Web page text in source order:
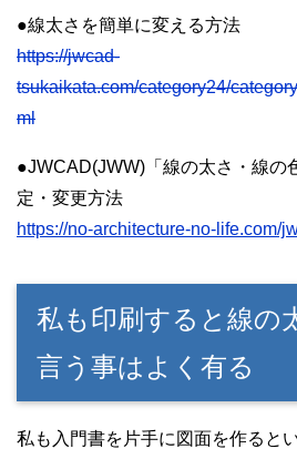
●線太さを簡単に変える方法
https://jwcad-
tsukaikata.com/category24/
ml
●JWCAD(JWW)「線の太さ・線の
定・変更方法
https://no-architecture-no-life.com/
私も印刷すると線の
言う事はよく有る
私も入門書を片手に図面を作ると